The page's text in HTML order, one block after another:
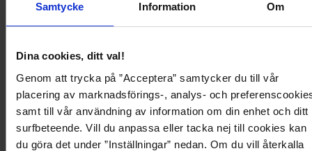
Samtycke Information Om
Dina cookies, ditt val!
Genom att trycka på ”Acceptera” samtycker du till vår
placering av marknadsförings-, analys- och
samt till vår användning av information om din enhet och ditt
surfbeteende. Vill du anpassa eller tacka nej till cookies kan
du göra det under ”Inställningar” nedan. Om du vill återkalla
559,95 kr
Objlaney L/S LO TOP
399,95 kr
Viringa O-neck S/L TOP